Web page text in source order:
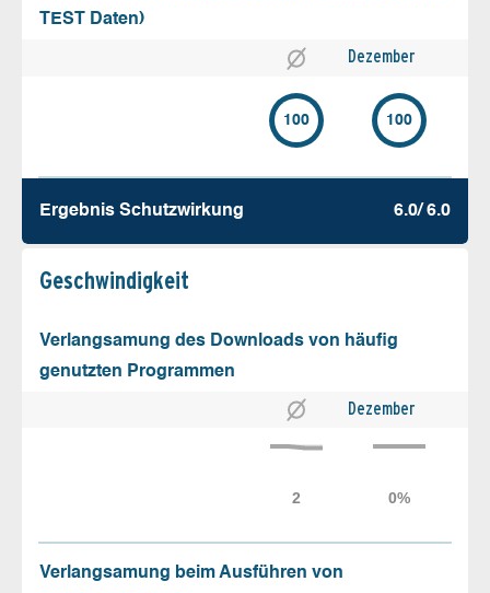
TEST Daten)
Dezember
100 100
Ergebnis Schutz­wirkung 6.0/ 6.0
Geschw­indigkeit
Verlangsamung des Downloads von häufig
genutzten Programmen
Dezember
Verlangsamung beim Ausführen von